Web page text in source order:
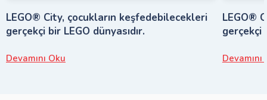
LEGO® City, çocukların keşfedebilecekleri
gerçekçi bir LEGO dünyasıdır.
Devamını Oku
LEGO®
gerçekçi
Devamını